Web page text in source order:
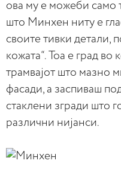
ова му е можеби само
што Минхен ниту е
своите тивки детали,
кожата“. Тоа е град во
трамвајот што мазно
фасади, а заспиваш
стаклени згради што
различни нијанси.